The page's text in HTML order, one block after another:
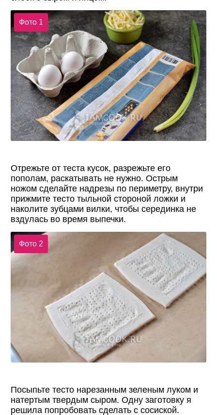
Фото 1
Отрежьте от теста кусок, разрежьте его
пополам, раскатывать не нужно. Острым
ножом сделайте надрезы по периметру, внутри
прижмите тесто тыльной стороной ложки и
наколите зубцами вилки, чтобы серединка не
вздулась во время выпечки.
Фото 2
Посыпьте тесто нарезанным зеленым луком и
натертым твердым сыром. Одну заготовку я
решила попробовать сделать с сосиской.